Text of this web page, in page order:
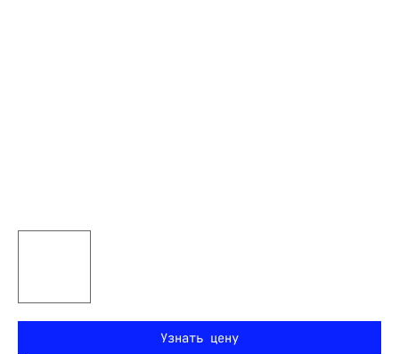
Узнать цену